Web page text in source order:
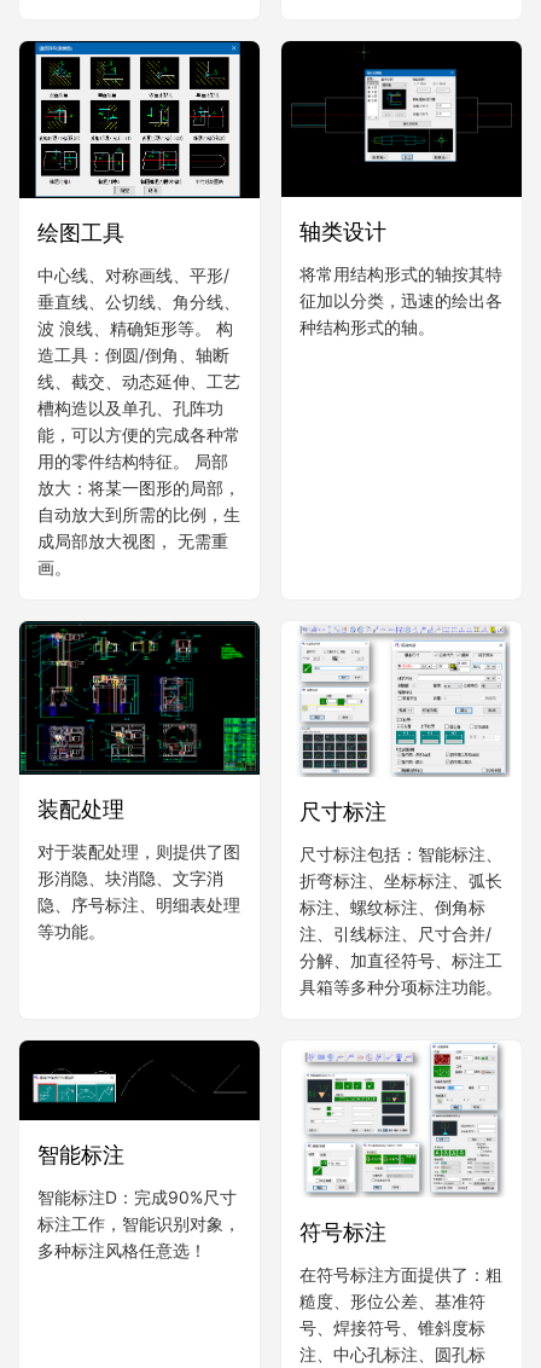
绘图工具
中心线、对称画线、平形/
垂直线、公切线、角分线、
波 浪线、精确矩形等。 构
造工具：倒圆/倒角、轴断
线、截交、动态延伸、工艺
槽构造以及单孔、孔阵功
能，可以方便的完成各种常
用的零件结构特征。 局部
放大：将某一图形的局部，
自动放大到所需的比例，生
成局部放大视图， 无需重
画。
轴类设计
将常用结构形式的轴按其特
征加以分类，迅速的绘出各
种结构形式的轴。
装配处理
对于装配处理，则提供了图
形消隐、块消隐、文字消
隐、序号标注、明细表处理
等功能。
尺寸标注
尺寸标注包括：智能标注、
折弯标注、坐标标注、弧长
标注、螺纹标注、倒角标
注、引线标注、尺寸合并/
分解、加直径符号、标注工
具箱等多种分项标注功能。
智能标注
智能标注D：完成90%尺寸
标注工作，智能识别对象，
多种标注风格任意选！
符号标注
在符号标注方面提供了：粗
糙度、形位公差、基准符
号、焊接符号、锥斜度标
注、中心孔标注、圆孔标